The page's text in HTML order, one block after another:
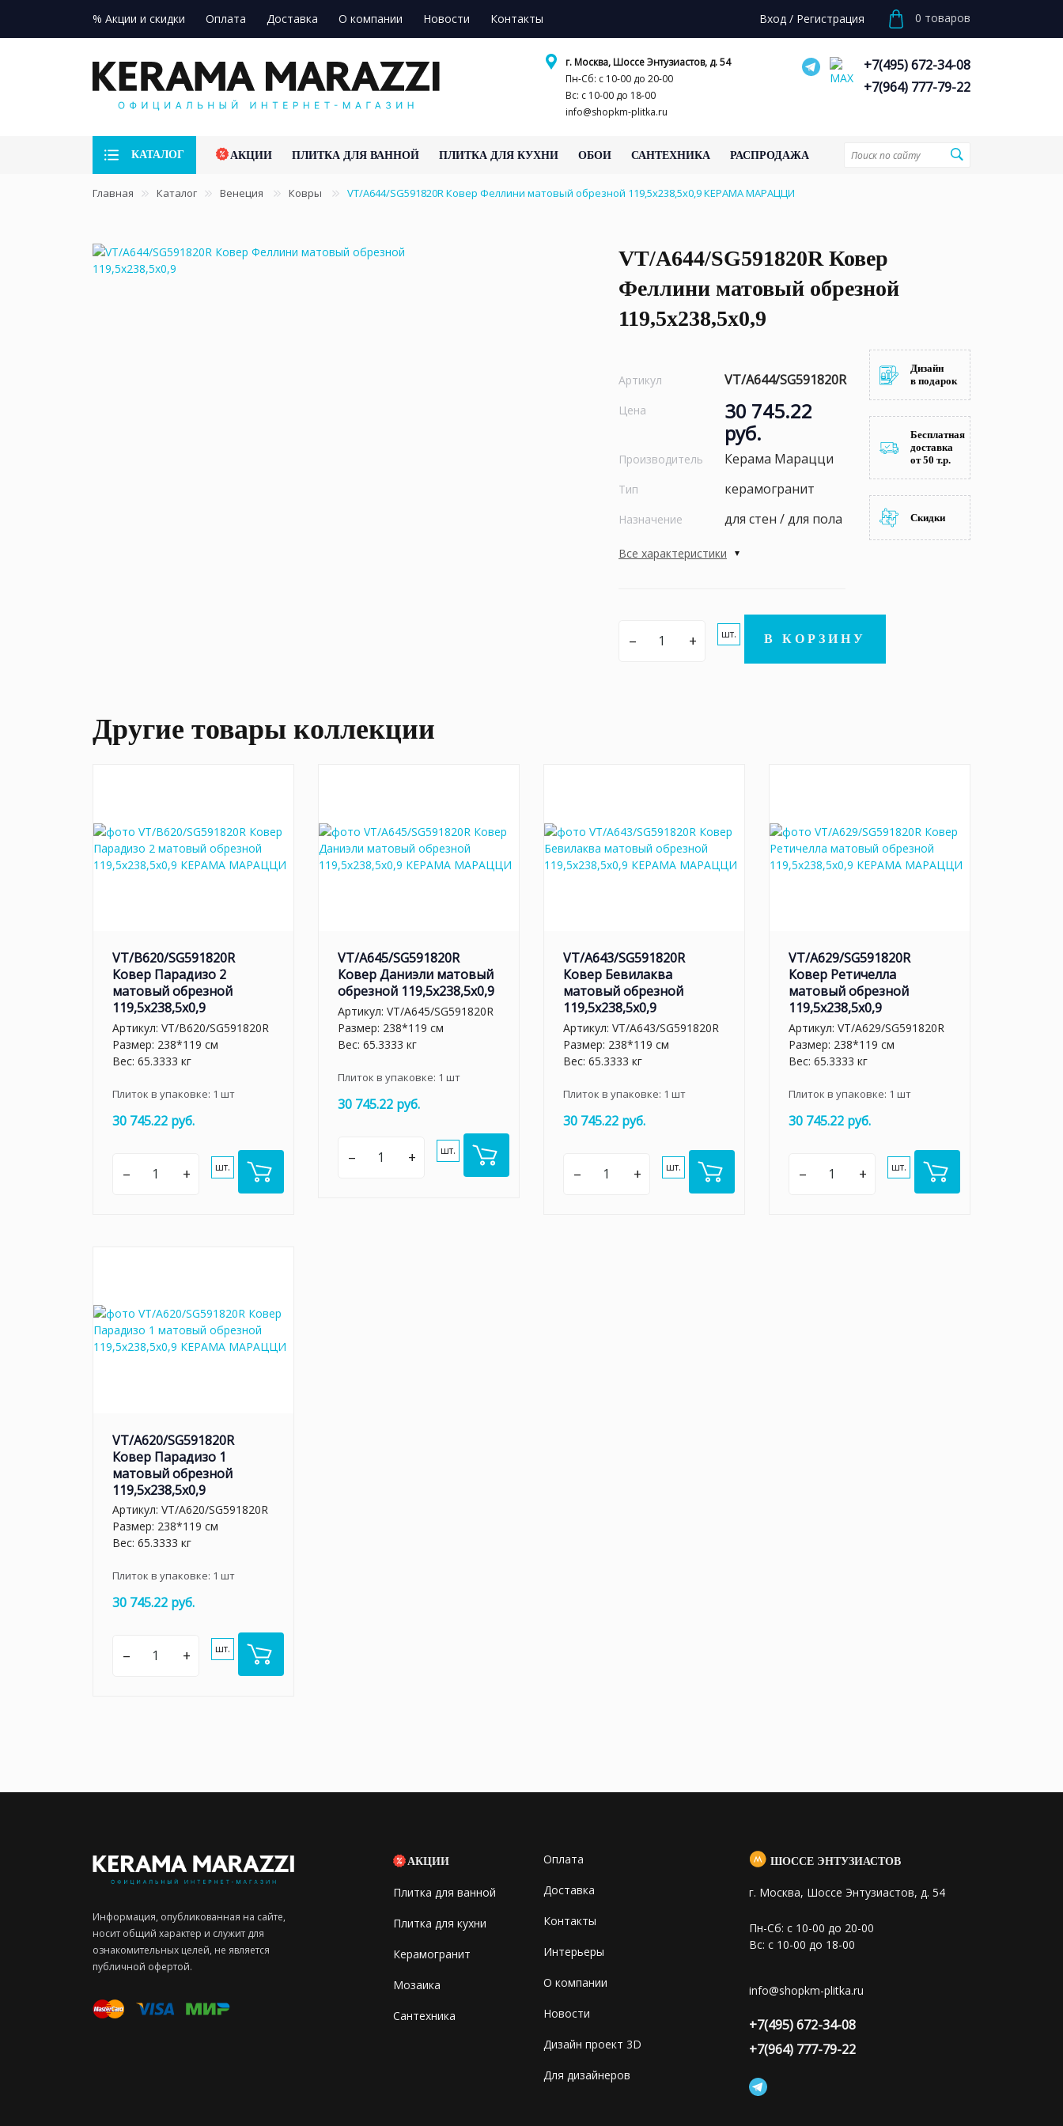
% Акции и скидки Оплата Доставка О компании Новости Контакты Вход / Регистрация 0 товаров
г. Москва, Шоссе Энтузиастов, д. 54
Пн-Сб: с 10-00 до 20-00
Вс: с 10-00 до 18-00
info@shopkm-plitka.ru
+7(495) 672-34-08
+7(964) 777-79-22
КАТАЛОГ АКЦИИ ПЛИТКА ДЛЯ ВАННОЙ ПЛИТКА ДЛЯ КУХНИ ОБОИ САНТЕХНИКА РАСПРОДАЖА
Главная Каталог Венеция Ковры VT/A644/SG591820R Ковер Феллини матовый обрезной 119,5x238,5x0,9 КЕРАМА МАРАЦЦИ
VT/A644/SG591820R Ковер
Феллини матовый обрезной
119,5x238,5x0,9
Артикул VT/A644/SG591820R
Цена
30 745.22
руб.
Производитель Керама Марацци
Тип керамогранит
Назначение для стен / для пола
Все характеристики
– + шт. В КОРЗИНУ
Дизайн
в подарок
Бесплатная
доставка
от 50 т.р.
Скидки
Другие товары коллекции
VT/B620/SG591820R
Ковер Парадизо 2
матовый обрезной
119,5x238,5x0,9
Артикул: VT/B620/SG591820R
Размер: 238*119 см
Вес: 65.3333 кг
Плиток в упаковке: 1 шт
30 745.22 руб.
– + шт.
VT/A645/SG591820R
Ковер Даниэли матовый
обрезной 119,5x238,5x0,9
Артикул: VT/A645/SG591820R
Размер: 238*119 см
Вес: 65.3333 кг
Плиток в упаковке: 1 шт
30 745.22 руб.
– + шт.
VT/A643/SG591820R
Ковер Бевилаква
матовый обрезной
119,5x238,5x0,9
Артикул: VT/A643/SG591820R
Размер: 238*119 см
Вес: 65.3333 кг
Плиток в упаковке: 1 шт
30 745.22 руб.
– + шт.
VT/A629/SG591820R
Ковер Ретичелла
матовый обрезной
119,5x238,5x0,9
Артикул: VT/A629/SG591820R
Размер: 238*119 см
Вес: 65.3333 кг
Плиток в упаковке: 1 шт
30 745.22 руб.
– + шт.
VT/A620/SG591820R
Ковер Парадизо 1
матовый обрезной
119,5x238,5x0,9
Артикул: VT/A620/SG591820R
Размер: 238*119 см
Вес: 65.3333 кг
Плиток в упаковке: 1 шт
30 745.22 руб.
– + шт.
Информация, опубликованная на сайте,
носит общий характер и служит для
ознакомительных целей, не является
публичной офертой.
АКЦИИ
Плитка для ванной
Плитка для кухни
Керамогранит
Мозаика
Сантехника
Оплата
Доставка
Контакты
Интерьеры
О компании
Новости
Дизайн проект 3D
Для дизайнеров
ШОССЕ ЭНТУЗИАСТОВ
г. Москва, Шоссе Энтузиастов, д. 54
Пн-Сб: с 10-00 до 20-00
Вс: с 10-00 до 18-00
info@shopkm-plitka.ru
+7(495) 672-34-08
+7(964) 777-79-22